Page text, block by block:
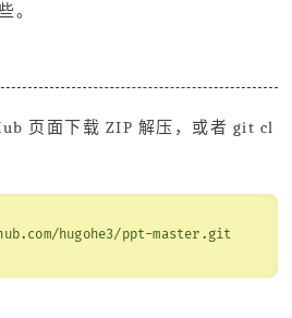
。
页面下载 ZIP 解压，或者 git cl
hugohe3/ppt-master.git